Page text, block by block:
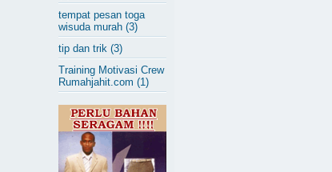
tempat pesan toga
wisuda murah (3)
tip dan trik (3)
Training Motivasi Crew
Rumahjahit.com (1)